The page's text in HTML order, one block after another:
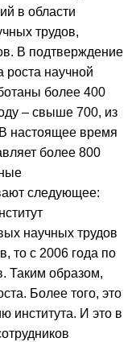
в области
трудов,
В подтверждение
роста научной
более 400
– свыше 700, из
настоящее время
более 800
следующее:
научных трудов
то с 2006 года по
Таким образом,
Более того, это
института. И это в